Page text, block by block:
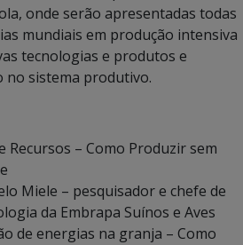
onde serão apresentadas todas
mundiais em produção intensiva
tecnologias e produtos e
no sistema produtivo.
Recursos – Como Produzir sem
Miele – pesquisador e chefe de
da Embrapa Suínos e Aves
de energias na granja – Como